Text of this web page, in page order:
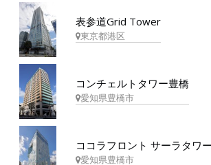
表参道Grid Tower
東京都港区
コンチェルトタワー豊橋
愛知県豊橋市
ココラフロント サーラタワー
愛知県豊橋市